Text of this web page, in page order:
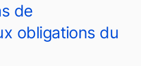
de
obligations du